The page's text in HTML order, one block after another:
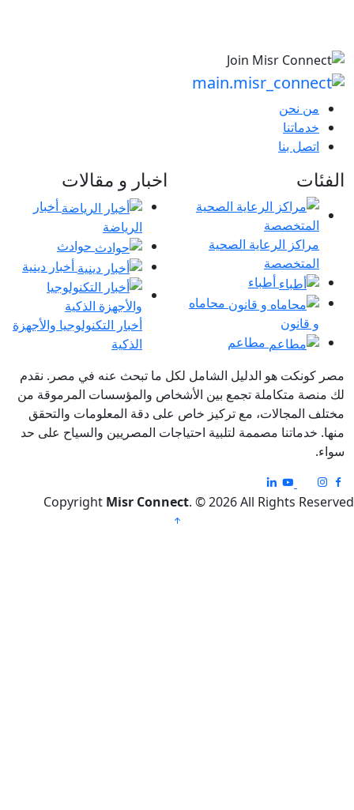
الرعاية الصحية
أطباء
محاماه
مطاعم
اخبار و مقالات
أخبار
حوادث
أخبار دينية
أخبار التكنولوجيا والأجهزة
هو الدليل الشامل لكل ما تبحث عنه في مصر. نقدم
تجمع بين الأشخاص والمؤسسات المرموقة من
مع تركيز خاص على دقة المعلومات والتحقق
مصممة لتلبية احتياجات المصريين والسياح على حد
CopyrightMisr Connect. © 2026 All